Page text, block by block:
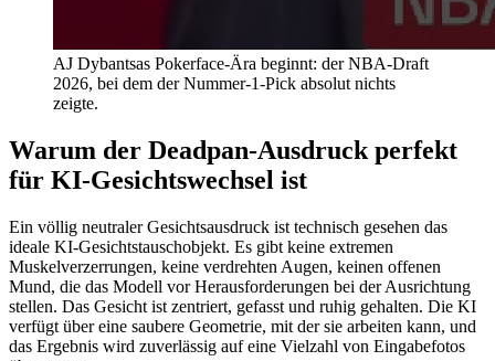
AJ Dybantsas Pokerface-Ära beginnt: der NBA-Draft
2026, bei dem der Nummer-1-Pick absolut nichts
zeigte.
Warum der Deadpan-Ausdruck perfekt
für KI-Gesichtswechsel ist
Ein völlig neutraler Gesichtsausdruck ist technisch gesehen das
ideale KI-Gesichtstauschobjekt. Es gibt keine extremen
Muskelverzerrungen, keine verdrehten Augen, keinen offenen
Mund, die das Modell vor Herausforderungen bei der Ausrichtung
stellen. Das Gesicht ist zentriert, gefasst und ruhig gehalten. Die KI
verfügt über eine saubere Geometrie, mit der sie arbeiten kann, und
das Ergebnis wird zuverlässig auf eine Vielzahl von Eingabefotos